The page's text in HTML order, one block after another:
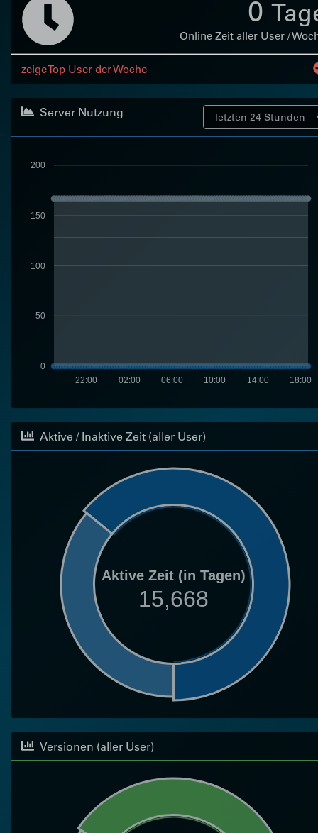
0
Online Zeit aller User /
zeige Top User der Woche
Server Nutzung
0
50
100
150
200
18:00
14:00
10:00
06:00
02:00
22:00
Aktive / Inaktive Zeit (aller User)
Aktive Zeit (in Tagen)
15,668
Versionen (aller User)